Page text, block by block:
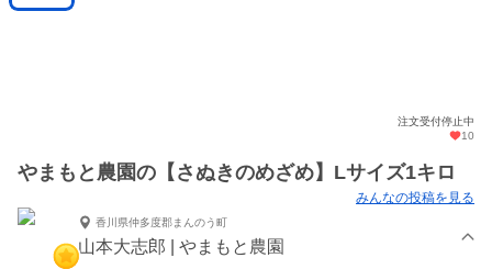
注文受付停止中
10
やまもと農園の【さぬきのめざめ】Lサイズ1キロ
みんなの投稿を見る
香川県仲多度郡まんのう町
山本大志郎 | やまもと農園